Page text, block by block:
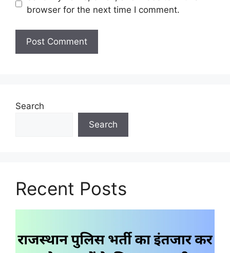
browser for the next time I comment.
Search
Search
Recent Posts